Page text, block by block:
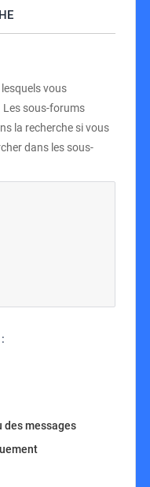
vous
Les sous-forums
la recherche si vous
dans les sous-
des messages